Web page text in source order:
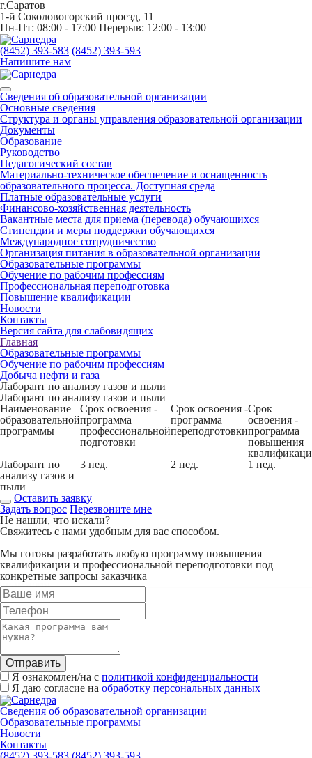
г.Саратов
1-й Соколовогорский проезд, 11
Пн-Пт: 08:00 - 17:00 Перерыв: 12:00 - 13:00
(8452) 393-583 (8452) 393-593
Напишите нам
Сведения об образовательной организации
Основные сведения
Структура и органы управления образовательной организации
Документы
Образование
Руководство
Педагогический состав
Материально-техническое обеспечение и оснащенность
образовательного процесса. Доступная среда
Платные образовательные услуги
Финансово-хозяйственная деятельность
Вакантные места для приема (перевода) обучающихся
Стипендии и меры поддержки обучающихся
Международное сотрудничество
Организация питания в образовательной организации
Образовательные программы
Обучение по рабочим профессиям
Профессиональная переподготовка
Повышение квалификации
Новости
Контакты
Версия сайта для слабовидящих
Главная
Образовательные программы
Обучение по рабочим профессиям
Добыча нефти и газа
Лаборант по анализу газов и пыли
Лаборант по анализу газов и пыли
Наименование
образовательной
программы
Срок освоения -
программа
профессиональной
подготовки
Срок освоения -
программа
переподготовки
Срок
освоения -
программа
повышения
Лаборант по
анализу газов и
пыли
3 нед. 2 нед. 1 нед.
Оставить заявку
Задать вопрос Перезвоните мне
Не нашли, что искали?
Свяжитесь с нами удобным для вас способом.
Мы готовы разработать любую программу повышения
квалификации и профессиональной переподготовки под
конкретные запросы заказчика
Отправить
Я ознакомлен/на с политикой конфиденциальности
Я даю согласие на обработку персональных данных
Сведения об образовательной организации
Образовательные программы
Новости
Контакты
(8452) 393-583 (8452) 393-593